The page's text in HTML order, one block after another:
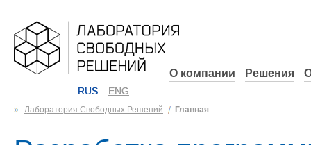
RUS ENG
О компании Решения
Лаборатория Свободных Решений Главная